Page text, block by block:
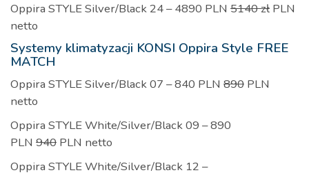
Oppira STYLE Silver/Black 24 – 4890 PLN 5140 zł PLN
netto
Systemy klimatyzacji KONSI Oppira Style FREE
MATCH
Oppira STYLE Silver/Black 07 – 840 PLN 890 PLN
netto
Oppira STYLE White/Silver/Black 09 – 890
PLN 940 PLN netto
Oppira STYLE White/Silver/Black 12 –